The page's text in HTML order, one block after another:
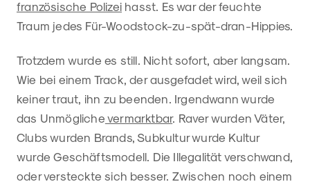
französische Polizei hasst. Es war der feuchte
Traum jedes Für-Woodstock-zu-spät-dran-Hippies.
Trotzdem wurde es still. Nicht sofort, aber langsam.
Wie bei einem Track, der ausgefadet wird, weil sich
keiner traut, ihn zu beenden. Irgendwann wurde
das Unmögliche vermarktbar. Raver wurden Väter,
Clubs wurden Brands, Subkultur wurde Kultur
wurde Geschäftsmodell. Die Illegalität verschwand,
oder versteckte sich besser. Zwischen noch einem